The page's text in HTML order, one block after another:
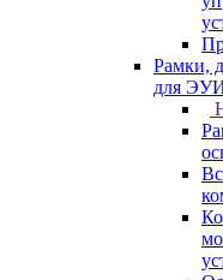
Рамки,
для